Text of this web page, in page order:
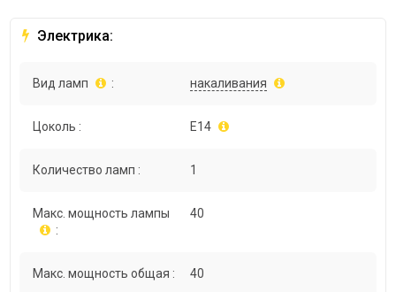
Электрика:
Вид ламп : накаливания
Цоколь : E14
Количество ламп : 1
Макс. мощность лампы
:
40
Макс. мощность общая : 40